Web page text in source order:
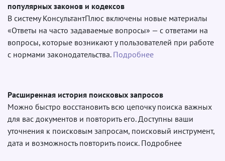
популярных законов и кодексов
В систему КонсультантПлюс включены новые материалы
«Ответы на часто задаваемые вопросы» — с ответами на
вопросы, которые возникают у пользователей при работе
с нормами законодательства. Подробнее
Расширенная история поисковых запросов
Можно быстро восстановить всю цепочку поиска важных
для вас документов и повторить его. Доступны ваши
уточнения к поисковым запросам, поисковый инструмент,
дата и возможность повторить поиск. Подробнее